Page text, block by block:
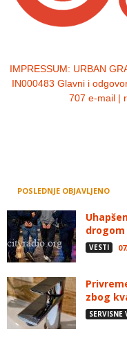
IMPRESSUM: URBAN
IN000483 Glavni i
707 e-mail |
POSLEDNJE OBJAVLJENO
drogom
VESTI
zbog
SERVISNE